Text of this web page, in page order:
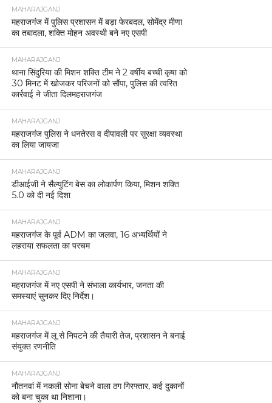
MAHARAJGANJ
महराजगंज में पुलिस प्रशासन में बड़ा फेरबदल, सोमेंद्र मीणा
का तबादला, शक्ति मोहन अवस्थी बने नए एसपी
MAHARAJGANJ
थाना सिंदुरिया की मिशन शक्ति टीम ने 2 वर्षीय बच्ची कृषा को
30 मिनट में खोजकर परिजनों को सौंपा, पुलिस की त्वरित
कार्रवाई ने जीता दिलमहराजगंज
MAHARAJGANJ
महराजगंज पुलिस ने धनतेरस व दीपावली पर सुरक्षा व्यवस्था
का लिया जायजा
MAHARAJGANJ
डीआईजी ने सैल्युटिंग बेस का लोकार्पण किया, मिशन शक्ति
5.0 को दी नई दिशा
MAHARAJGANJ
महराजगंज के पूर्व ADM का जलवा, 16 अभ्यर्थियों ने
लहराया सफलता का परचम
MAHARAJGANJ
महराजगंज में नए एसपी ने संभाला कार्यभार, जनता की
समस्याएं सुनकर दिए निर्देश।
MAHARAJGANJ
महराजगंज में लू से निपटने की तैयारी तेज, प्रशासन ने बनाई
संयुक्त रणनीति
MAHARAJGANJ
नौतनवां में नकली सोना बेचने वाला ठग गिरफ्तार, कई दुकानों
को बना चुका था निशाना।